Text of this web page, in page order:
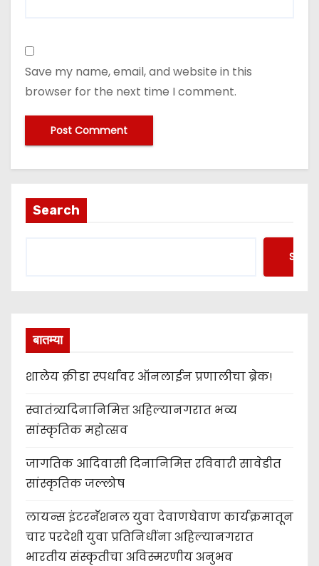
Save my name, email, and website in this
browser for the next time I comment.
Search
बातम्या
शालेय क्रीडा स्पर्धांवर ऑनलाईन प्रणालीचा ब्रेक!
स्वातंत्र्यदिनानिमित्त अहिल्यानगरात भव्य
सांस्कृतिक महोत्सव
जागतिक आदिवासी दिनानिमित्त रविवारी सावेडीत
सांस्कृतिक जल्लोष
लायन्स इंटरनॅशनल युवा देवाणघेवाण कार्यक्रमातून
चार परदेशी युवा प्रतिनिधींना अहिल्यानगरात
भारतीय संस्कृतीचा अविस्मरणीय अनुभव